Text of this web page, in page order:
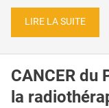
LIRE LA SUITE
CANCER du
la